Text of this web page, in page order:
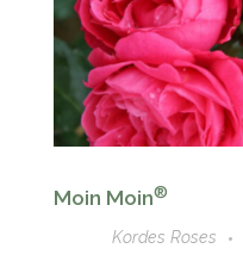
Moin Moin®
Kordes Roses